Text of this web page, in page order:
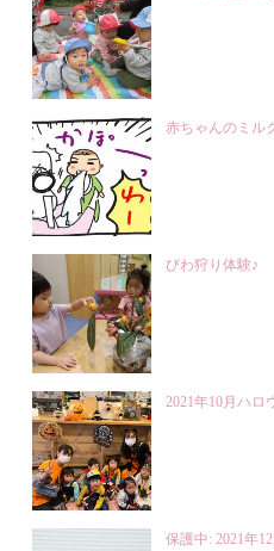
赤ちゃんのミル
びわ狩り体験♪
2021年10月ハ
保護中: 2021年